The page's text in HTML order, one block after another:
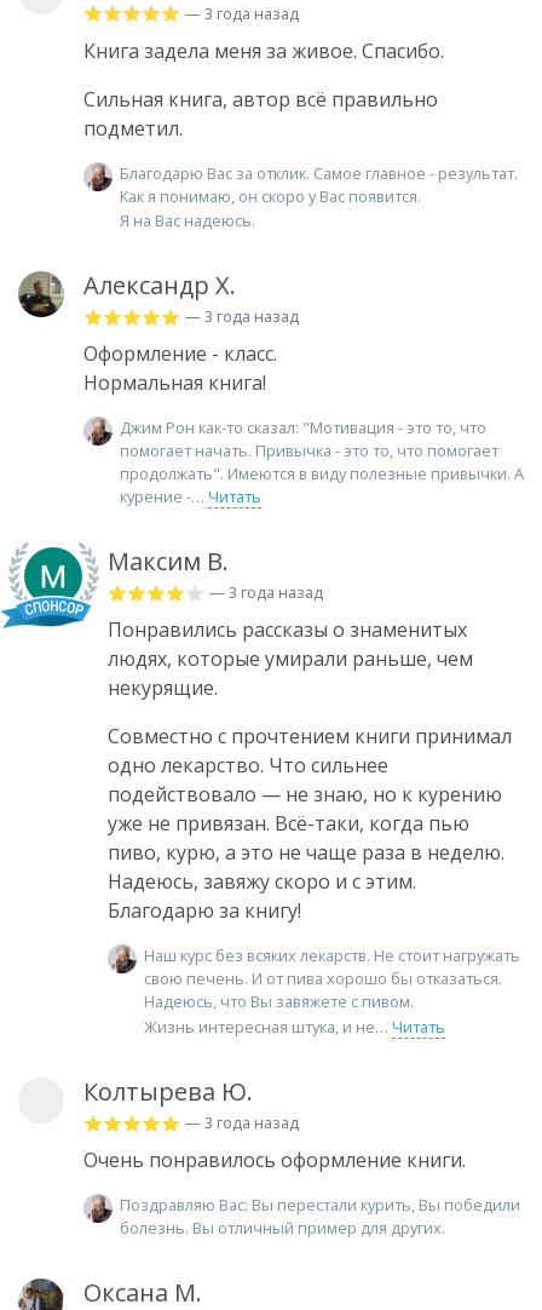
— 3 года назад
Книга задела меня за живое. Спасибо.
Сильная книга, автор всё правильно
подметил.
Благодарю Вас за отклик. Самое главное - результат.
Как я понимаю, он скоро у Вас появится.
Я на Вас надеюсь.
Александр Х.
— 3 года назад
Оформление - класс.
Нормальная книга!
Джим Рон как-то сказал: "Мотивация - это то, что
помогает начать. Привычка - это то, что помогает
продолжать". Имеются в виду полезные привычки. А
курение -
Читать
Максим В.
— 3 года назад
Понравились рассказы о знаменитых
людях, которые умирали раньше, чем
некурящие.
Совместно с прочтением книги принимал
одно лекарство. Что сильнее
подействовало — не знаю, но к курению
уже не привязан. Всё-таки, когда пью
пиво, курю, а это не чаще раза в неделю.
Надеюсь, завяжу скоро и с этим.
Благодарю за книгу!
Наш курс без всяких лекарств. Не стоит нагружать
свою печень. И от пива хорошо бы отказаться.
Надеюсь, что Вы завяжете с пивом.
Жизнь интересная штука, и не
Читать
Колтырева Ю.
— 3 года назад
Очень понравилось оформление книги.
Поздравляю Вас: Вы перестали курить, Вы победили
болезнь. Вы отличный пример для других.
Оксана М.